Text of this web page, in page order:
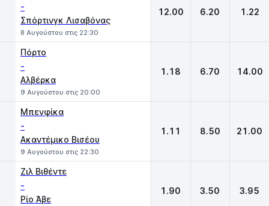
-
Σπόρτινγκ Λισαβόνας
8 Αυγούστου στις 22:30
12.00 6.20 1.22
Πόρτο
-
Αλβέρκα
9 Αυγούστου στις 20:00
1.18 6.70 14.00
Μπενφίκα
-
Ακαντέμικο Βισέου
9 Αυγούστου στις 22:30
1.11 8.50 21.00
Ζιλ Βιθέντε
-
Ρίο Άβε
1.90 3.50 3.95